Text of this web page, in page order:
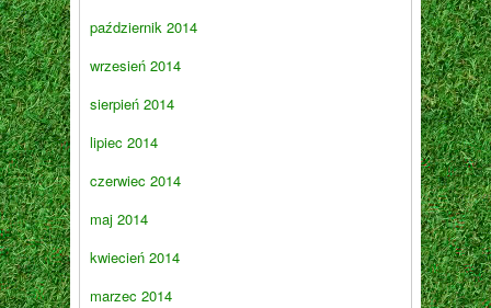
październik 2014
wrzesień 2014
sierpień 2014
lipiec 2014
czerwiec 2014
maj 2014
kwiecień 2014
marzec 2014